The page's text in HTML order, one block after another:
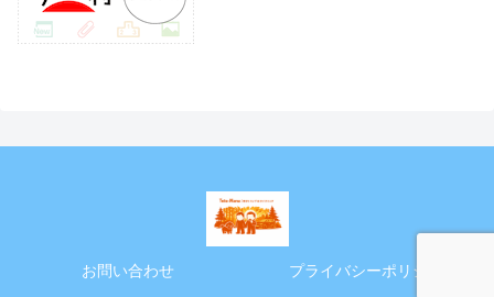
お問い合わせ プライバシーポリシー